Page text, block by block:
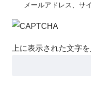
メールアドレス、サ
上に表示された文字